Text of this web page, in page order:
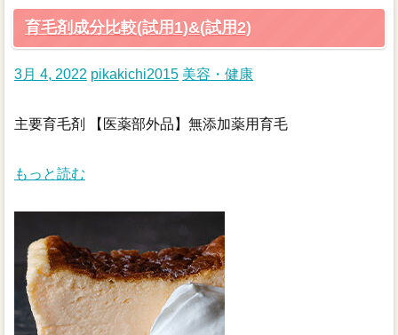
育毛剤成分比較(試用1)&(試用2)
3月 4, 2022 pikakichi2015 美容・健康
主要育毛剤 【医薬部外品】無添加薬用育毛
もっと読む